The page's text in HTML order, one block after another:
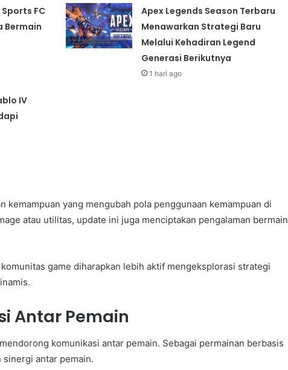
FC
Bermain
Apex Legends Season Terbaru
Menawarkan Strategi Baru
Melalui Kehadiran Legend
Generasi Berikutnya
1 hari ago
IV
kemampuan yang mengubah pola penggunaan kemampuan di
atau utilitas, update ini juga menciptakan pengalaman bermain
game diharapkan lebih aktif mengeksplorasi strategi
Antar Pemain
komunikasi antar pemain. Sebagai permainan berbasis
sinergi antar pemain.